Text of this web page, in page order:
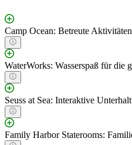
Camp Ocean: Betreute
WaterWorks: Wasserspaß für die
Seuss at Sea: Interaktive
Family Harbor Staterooms: